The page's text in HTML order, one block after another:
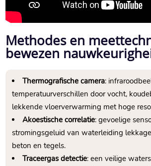
Methodes en
bewezen
Thermografische camera:
temperatuurverschillen door vocht,
lekkende vloerverwarming met hoge
Akoestische correlatie: gevoelige
stromingsgeluid van waterleiding
beton en tegels.​
Traceergas detectie: een veilige